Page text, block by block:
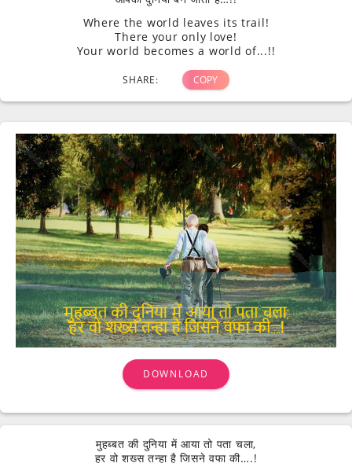
Where the world leaves its trail!
There your only love!
Your world becomes a world of...!!
SHARE: COPY
DOWNLOAD
मुहब्बत की दुनिया में आया तो पता चला,
हर वो शख्स तन्हा है जिसने वफा की….!